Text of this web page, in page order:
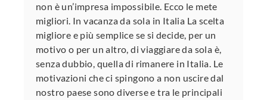
non è un’impresa impossibile. Ecco le mete
migliori. In vacanza da sola in Italia La scelta
migliore e più semplice se si decide, per un
motivo o per un altro, di viaggiare da sola è,
senza dubbio, quella di rimanere in Italia. Le
motivazioni che ci spingono a non uscire dal
nostro paese sono diverse e tra le principali